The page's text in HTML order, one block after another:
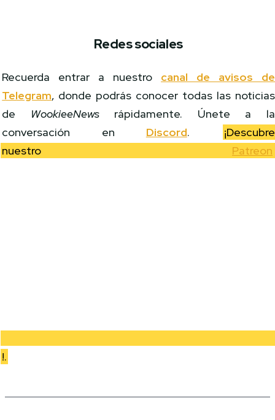
Redes sociales
Recuerda entrar a nuestro canal de avisos de
Telegram, donde podrás conocer todas las noticias
de WookieeNewsrápidamente. Únete a la
conversación en Discord.
¡Descubre
nuestro Patreon
!.